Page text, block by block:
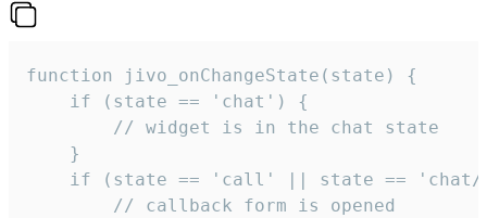
function jivo_onChangeState(state) {
    if (state == 'chat') {
        // widget is in the chat state
    }
if (state == 'call' || state ==
        // callback form is opened